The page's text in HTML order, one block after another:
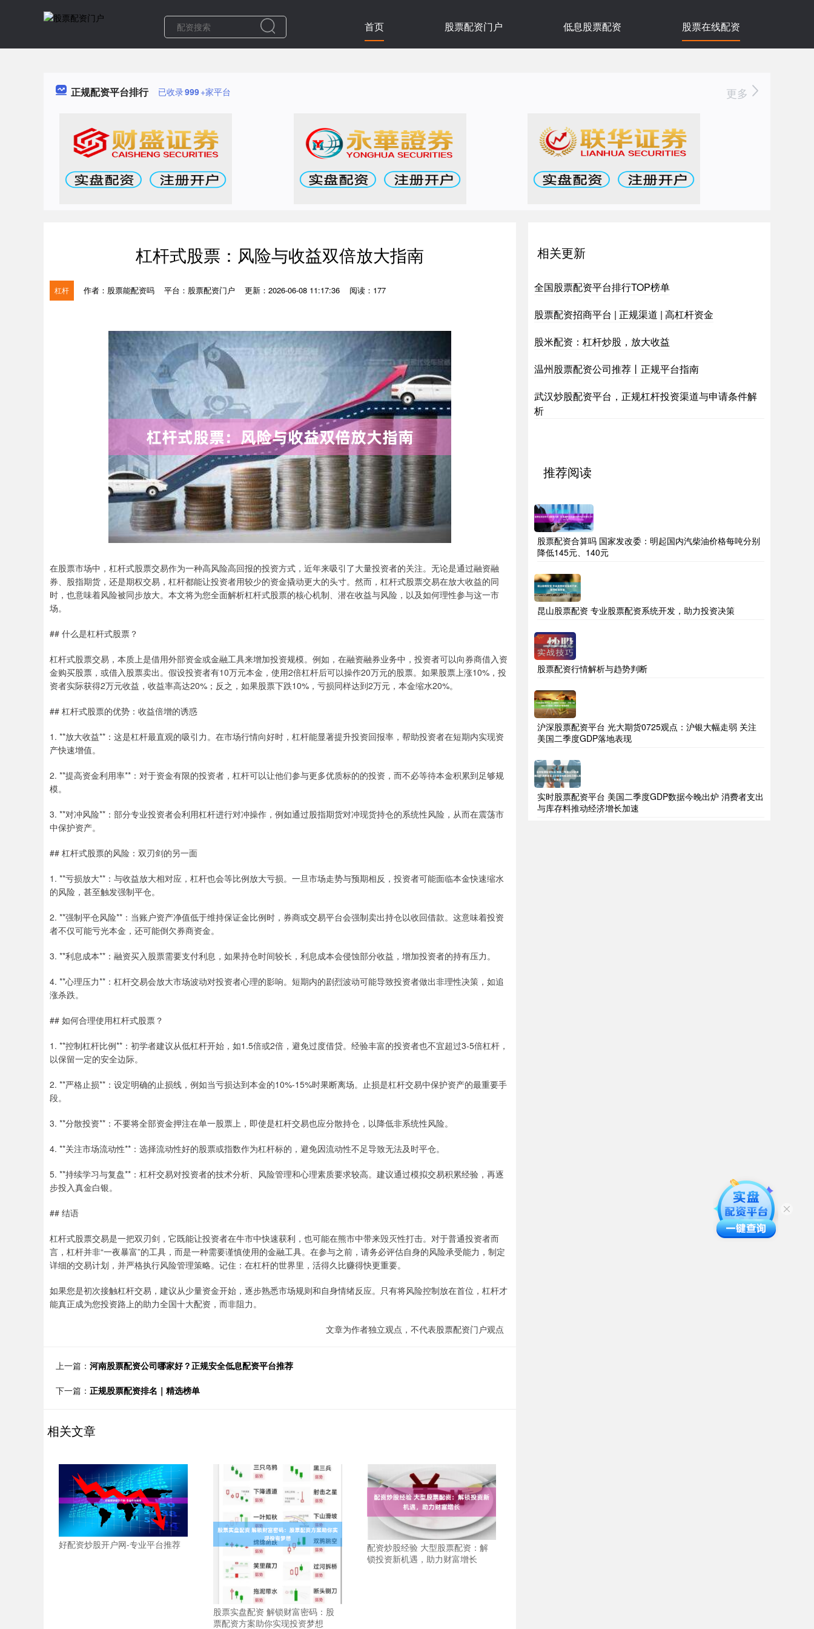
首页 股票配资门户 低息股票配资 股票在线配资
正规配资平台排行 已收录999+家平台 更多
杠杆式股票：风险与收益双倍放大指南
杠杆 作者：股票能配资吗 平台：股票配资门户 更新：2026-06-08 11:17:36 阅读：177
在股票市场中，杠杆式股票交易作为一种高风险高回报的投资方式，近年来吸引了大量投资者的关注。无论是通过融资融
券、股指期货，还是期权交易，杠杆都能让投资者用较少的资金撬动更大的头寸。然而，杠杆式股票交易在放大收益的同
时，也意味着风险被同步放大。本文将为您全面解析杠杆式股票的核心机制、潜在收益与风险，以及如何理性参与这一市
场。
## 什么是杠杆式股票？
杠杆式股票交易，本质上是借用外部资金或金融工具来增加投资规模。例如，在融资融券业务中，投资者可以向券商借入资
金购买股票，或借入股票卖出。假设投资者有10万元本金，使用2倍杠杆后可以操作20万元的股票。如果股票上涨10%，投
资者实际获得2万元收益，收益率高达20%；反之，如果股票下跌10%，亏损同样达到2万元，本金缩水20%。
## 杠杆式股票的优势：收益倍增的诱惑
1. **放大收益**：这是杠杆最直观的吸引力。在市场行情向好时，杠杆能显著提升投资回报率，帮助投资者在短期内实现资
产快速增值。
2. **提高资金利用率**：对于资金有限的投资者，杠杆可以让他们参与更多优质标的的投资，而不必等待本金积累到足够规
模。
3. **对冲风险**：部分专业投资者会利用杠杆进行对冲操作，例如通过股指期货对冲现货持仓的系统性风险，从而在震荡市
中保护资产。
## 杠杆式股票的风险：双刃剑的另一面
1. **亏损放大**：与收益放大相对应，杠杆也会等比例放大亏损。一旦市场走势与预期相反，投资者可能面临本金快速缩水
的风险，甚至触发强制平仓。
2. **强制平仓风险**：当账户资产净值低于维持保证金比例时，券商或交易平台会强制卖出持仓以收回借款。这意味着投资
者不仅可能亏光本金，还可能倒欠券商资金。
3. **利息成本**：融资买入股票需要支付利息，如果持仓时间较长，利息成本会侵蚀部分收益，增加投资者的持有压力。
4. **心理压力**：杠杆交易会放大市场波动对投资者心理的影响。短期内的剧烈波动可能导致投资者做出非理性决策，如追
涨杀跌。
## 如何合理使用杠杆式股票？
1. **控制杠杆比例**：初学者建议从低杠杆开始，如1.5倍或2倍，避免过度借贷。经验丰富的投资者也不宜超过3-5倍杠杆，
以保留一定的安全边际。
2. **严格止损**：设定明确的止损线，例如当亏损达到本金的10%-15%时果断离场。止损是杠杆交易中保护资产的最重要手
段。
3. **分散投资**：不要将全部资金押注在单一股票上，即使是杠杆交易也应分散持仓，以降低非系统性风险。
4. **关注市场流动性**：选择流动性好的股票或指数作为杠杆标的，避免因流动性不足导致无法及时平仓。
5. **持续学习与复盘**：杠杆交易对投资者的技术分析、风险管理和心理素质要求较高。建议通过模拟交易积累经验，再逐
步投入真金白银。
## 结语
杠杆式股票交易是一把双刃剑，它既能让投资者在牛市中快速获利，也可能在熊市中带来毁灭性打击。对于普通投资者而
言，杠杆并非“一夜暴富”的工具，而是一种需要谨慎使用的金融工具。在参与之前，请务必评估自身的风险承受能力，制定
详细的交易计划，并严格执行风险管理策略。记住：在杠杆的世界里，活得久比赚得快更重要。
如果您是初次接触杠杆交易，建议从少量资金开始，逐步熟悉市场规则和自身情绪反应。只有将风险控制放在首位，杠杆才
能真正成为您投资路上的助力全国十大配资，而非阻力。
文章为作者独立观点，不代表股票配资门户观点
上一篇： 河南股票配资公司哪家好？正规安全低息配资平台推荐
下一篇： 正规股票配资排名｜精选榜单
相关文章
好配资炒股开户网-专业平台推荐
股票实盘配资 解锁财富密码：股
票配资方案助你实现投资梦想
配资炒股经验 大型股票配资：解
锁投资新机遇，助力财富增长
相关更新
全国股票配资平台排行TOP榜单
股票配资招商平台 | 正规渠道 | 高杠杆资金
股米配资：杠杆炒股，放大收益
温州股票配资公司推荐丨正规平台指南
武汉炒股配资平台，正规杠杆投资渠道与申请条件解
析
推荐阅读
股票配资合算吗 国家发改委：明起国内汽柴油价格每吨分别
降低145元、140元
昆山股票配资 专业股票配资系统开发，助力投资决策
股票配资行情解析与趋势判断
沪深股票配资平台 光大期货0725观点：沪银大幅走弱 关注
美国二季度GDP落地表现
实时股票配资平台 美国二季度GDP数据今晚出炉 消费者支出
与库存料推动经济增长加速